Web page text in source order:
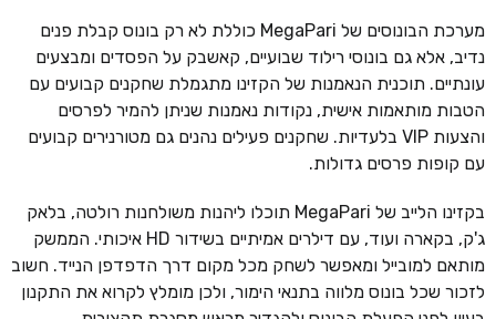
מערכת הבונוסים של MegaPari כוללת לא רק בונוס קבלת פנים
נדיב, אלא גם בונוסי רילוד שבועיים, קאשבק על הפסדים ומבצעים
עונתיים. תוכנית הנאמנות של הקזינו מתגמלת שחקנים קבועים עם
הטבות מותאמות אישית, נקודות נאמנות שניתן להמיר לפרסים
והצעות VIP בלעדיות. שחקנים פעילים נהנים גם מטורנירים קבועים
עם קופות פרסים גדולות.
בקזינו הלייב של MegaPari תוכלו ליהנות משולחנות רולטה, בלאק
ג'ק, בקארה ועוד, עם דילרים אמיתיים בשידור HD איכותי. הממשק
מותאם למובייל ומאפשר לשחק מכל מקום דרך הדפדפן הנייד. חשוב
לזכור שכל בונוס מלווה בתנאי הימור, ולכן מומלץ לקרוא את התקנון